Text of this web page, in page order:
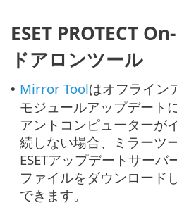
ESET PROTECT
ドアロンツール
• Mirror Toolはオフライン
モジュールアップデート
アントコンピューターが
続しない場合、ミラーツ
ESETアップデートサーバ
ファイルをダウンロード
できます。